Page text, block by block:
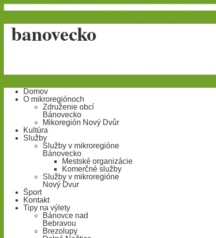
banovecko
Domov
O mikroregiónoch
Združenie obcí
Bánovecko
Mikoregión Nový Dvůr
Kultúra
Služby
Služby v mikroregióne
Bánovecko
Mestské organizácie
Komerčné služby
Služby v mikroregióne
Nový Dvur
Šport
Kontakt
Tipy na výlety
Bánovce nad
Bebravou
Brezolupy